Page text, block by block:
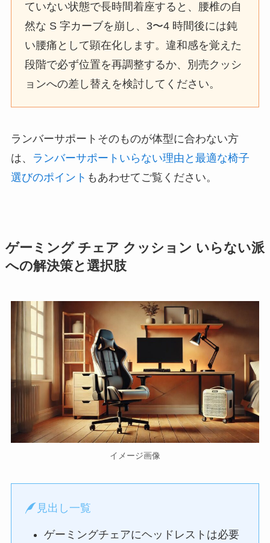
ていない状態で長時間着座すると、腰椎の自
然な S 字カーブを崩し、3〜4 時間後には鈍
い腰痛として顕在化します。違和感を覚えた
段階で必ず位置を再調整するか、別売クッシ
ョンへの差し替えを検討してください。
ランバーサポートそのものが体型に合わない方
は、
ランバーサポートいらない理由と最適な椅子
選びのポイント もあわせてご覧ください。
ゲーミング チェア クッション いらない派
への解決策と選択肢
イメージ画像
見出し一覧
ゲーミングチェアにヘッドレストは必要